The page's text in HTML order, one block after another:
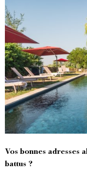
Vos bonnes adresses
battus ?